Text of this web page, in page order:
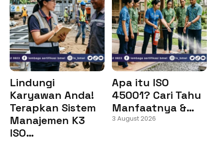
Lindungi
Karyawan Anda!
Terapkan Sistem
Manajemen K3
ISO…
Apa itu ISO
45001? Cari Tahu
Manfaatnya &…
3 August 2026